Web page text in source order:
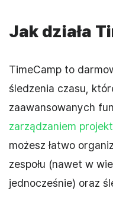
Jak działa
TimeCamp to
śledzenia czasu,
zaawansowanych
zarządzaniem
możesz łatwo
zespołu (nawet w
jednocześnie) oraz